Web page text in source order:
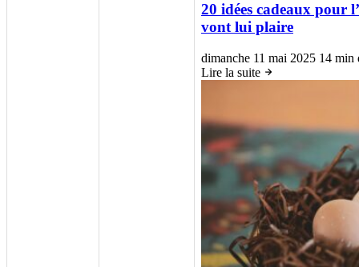
20 idées cadeaux pour
vont lui plaire
dimanche 11 mai 2025 14 min
Lire la suite